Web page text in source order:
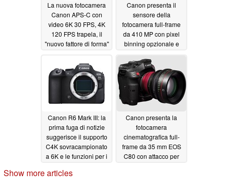
La nuova fotocamera
Canon APS-C con
video 6K 30 FPS, 4K
120 FPS trapela, il
"nuovo fattore di forma"
retrò per sfidare
Fujifilm X100VI
01/28/2025
Canon presenta il
sensore della
fotocamera full-frame
da 410 MP con pixel
binning opzionale e
supporto video da 100
MP01/24/2025
Canon R6 Mark III: la
prima fuga di notizie
suggerisce il supporto
C4K sovracampionato
a 6K e le funzioni per i
Canon presenta la
fotocamera
cinematografica full-
frame da 35 mm EOS
C80 con attacco per
Show more articles